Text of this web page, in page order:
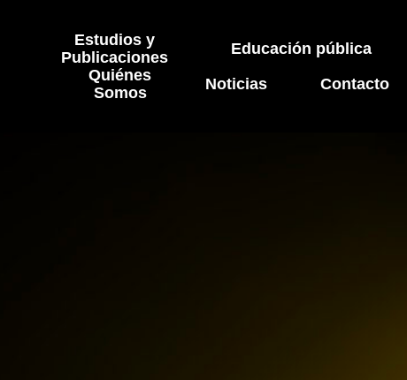
Estudios y
Publicaciones
Educación pública
Quiénes
Somos
Noticias Contacto